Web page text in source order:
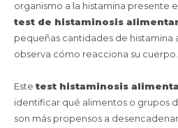
organismo a la histamina presente
test de histaminosis
pequeñas cantidades de histamina
observa cómo reacciona su cuerpo.
Este test histaminosis
identificar qué alimentos o grupos
son más propensos a